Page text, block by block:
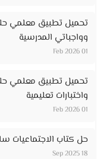
تحميل تطبيق معلمي
وواجباتي المدرسية
01 Feb 2026
تحميل تطبيق معلمي
واختبارات تعليمية
01 Feb 2026
حل كتاب الاجتماعيات
18 Sep 2025